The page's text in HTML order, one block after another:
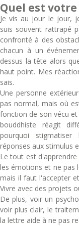
Quel est
Je vis au jour le jour,
suis souvent rattrapé
confronté à des
chacun à un
dessus la tête alors
haut point. Mes
sais.
Une personne
pas normal, mais où
fonction de son vécu
bouddhiste réagit
pourquoi
réponses aux stimulus
Le tout est
les émotions et ne pas
mais il faut l'accepter
Vivre avec des projets
De plus, voir un
voir plus clair, le
la lettre aide à ne pas